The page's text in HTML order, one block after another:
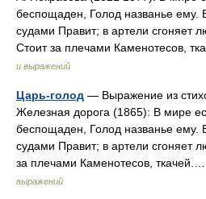
беспощаден, Голод названье ему.
судами Правит; в артели сгоняет
Стоит за плечами Каменотесов,
и выражений
Царь-голод — Выражение из
Железная дорога (1865): В мире
беспощаден, Голод названье ему.
судами Правит; в артели сгоняет
за плечами Каменотесов,
выражений